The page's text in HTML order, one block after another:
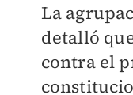
La
detalló
contra el